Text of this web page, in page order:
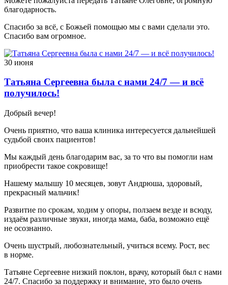
благодарность.
Спасибо за всё, с Божьей помощью мы с вами сделали это.
Спасибо вам огромное.
30 июня
Татьяна Сергеевна была с нами 24/7 — и всё
получилось!
Добрый вечер!
Очень приятно, что ваша клиника интересуется дальнейшей
судьбой своих пациентов!
Мы каждый день благодарим вас, за то что вы помогли нам
приобрести такое сокровище!
Нашему малышу 10 месяцев, зовут Андрюша, здоровый,
прекрасный мальчик!
Развитие по срокам, ходим у опоры, ползаем везде и всюду,
издаём различные звуки, иногда мама, баба, возможно ещё
не осознанно.
Очень шустрый, любознательный, учиться всему. Рост, вес
в норме.
Татьяне Сергеевне низкий поклон, врачу, который был с нами
24/7. Спасибо за поддержку и внимание, это было очень